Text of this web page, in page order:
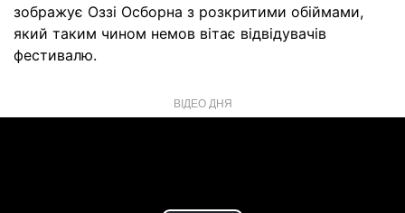
зображує Оззі Осборна з розкритими обіймами,
який таким чином немов вітає відвідувачів
фестивалю.
ВІДЕО ДНЯ